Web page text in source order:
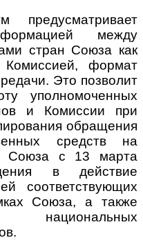
предусматривает
между
стран Союза как
формат
Это позволит
уполномоченных
и Комиссии при
обращения
средств на
Союза с 13 марта
в действие
соответствующих
Союза, а также
национальных